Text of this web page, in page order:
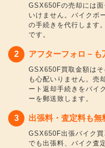
GSX650Fの売却には
いけません。バイクボ
の手続きを代行します
です。
アフターフォロ－も
GSX650F買取金額は
も心配いりません。売
ート返却手続きをバイ
ーを郵送致します。
出張料・査定料も無
GSX650F出張バイク
でも出張料、バイク査